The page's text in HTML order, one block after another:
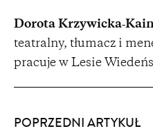
Dorota
teatralny, tłumacz i
pracuje w Lesie
POPRZEDNI ARTYKUŁ